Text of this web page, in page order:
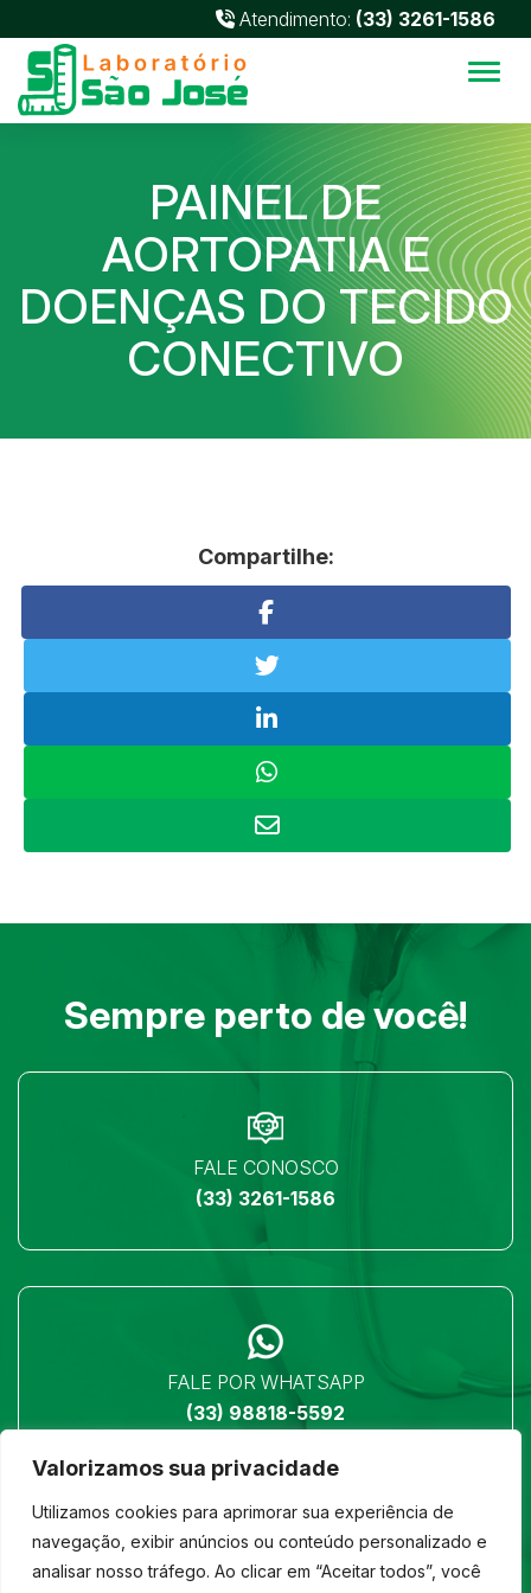
Valorizamos sua privacidade
Utilizamos cookies para aprimorar sua experiência de
navegação, exibir anúncios ou conteúdo personalizado e
analisar nosso tráfego. Ao clicar em “Aceitar todos”, você
Atendimento: (33) 3261-1586
PAINEL DE
AORTOPATIA E
DOENÇAS DO TECIDO
CONECTIVO
Compartilhe:
Sempre perto de você!
FALE CONOSCO
(33) 3261-1586
FALE POR WHATSAPP
(33) 98818-5592